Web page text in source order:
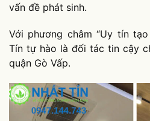
vấn đề phát sinh.
Với phương châm “Uy tín
Tín tự hào là đối tác tin cậy
quận Gò Vấp.